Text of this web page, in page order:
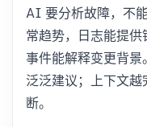
AI 要分析故障，不
常趋势，日志能提供
事件能解释变更背
泛泛建议；上下文
断。